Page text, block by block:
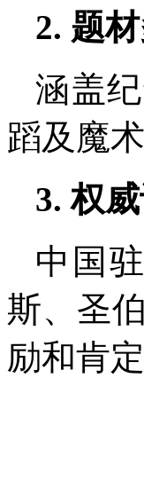
2. 题
涵盖
蹈及魔
3. 权
中国
斯、圣
励和肯